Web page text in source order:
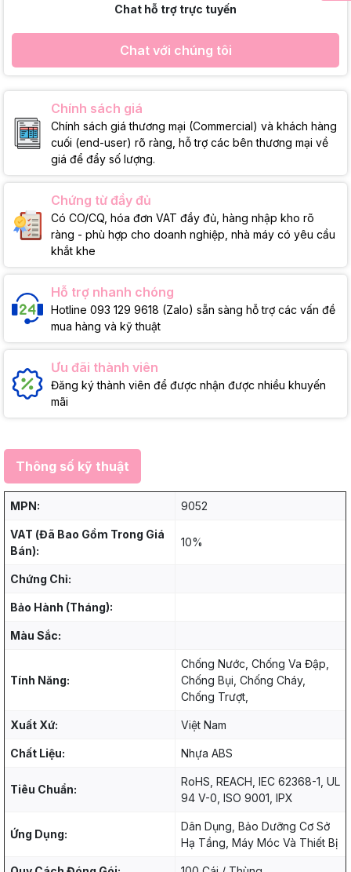
Chat hỗ trợ trực tuyến
Chat với chúng tôi
Chính sách giá
Chính sách giá thương mại (Commercial) và khách hàng
cuối (end-user) rõ ràng, hỗ trợ các bên thương mại về
giá để đẩy số lượng.
Chứng từ đầy đủ
Có CO/CQ, hóa đơn VAT đầy đủ, hàng nhập kho rõ
ràng - phù hợp cho doanh nghiệp, nhà máy có yêu cầu
khắt khe
Hỗ trợ nhanh chóng
Hotline 093 129 9618 (Zalo) sẵn sàng hỗ trợ các vấn đề
mua hàng và kỹ thuật
Ưu đãi thành viên
Đăng ký thành viên để được nhận được nhiều khuyến
mãi
Thông số kỹ thuật
MPN: 9052
VAT (Đã Bao Gồm Trong Giá
Bán):
10%
Chứng Chỉ:
Bảo Hành (Tháng):
Màu Sắc:
Tính Năng:
Chống Nước, Chống Va Đập,
Chống Bụi, Chống Cháy,
Chống Trượt,
Xuất Xứ: Việt Nam
Chất Liệu: Nhựa ABS
Tiêu Chuẩn:
RoHS, REACH, IEC 62368-1, UL
94 V-0, ISO 9001, IPX
Ứng Dụng:
Dân Dụng, Bảo Dưỡng Cơ Sở
Hạ Tầng, Máy Móc Và Thiết Bị